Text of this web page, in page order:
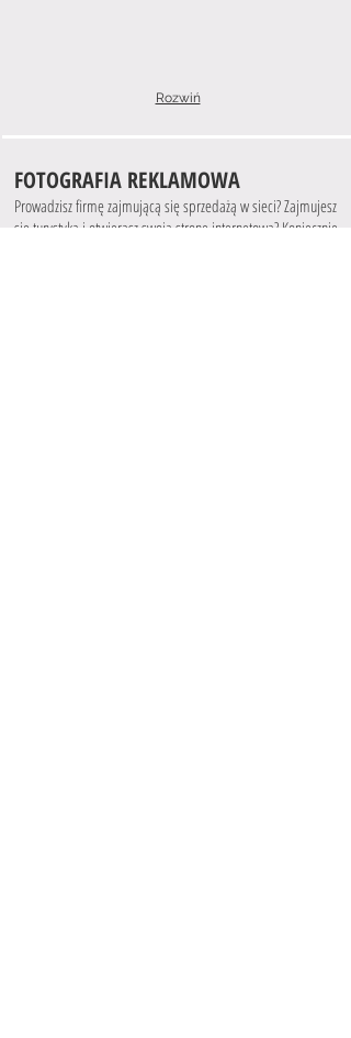
Rozwiń
FOTOGRAFIA REKLAMOWA
Prowadzisz firmę zajmującą się sprzedażą w sieci? Zajmujesz
się turystyką i otwierasz swoją stronę internetową? Koniecznie